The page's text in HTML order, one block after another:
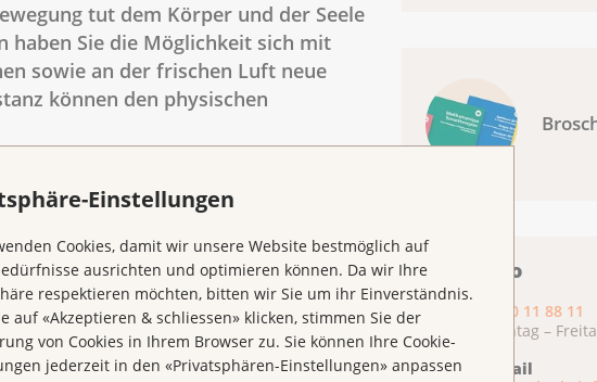
Einstellungen
Cookies, damit wir unsere Website bestmöglich auf
ausrichten und optimieren können. Da wir Ihre
respektieren möchten, bitten wir Sie um ihr Einverständnis.
auf «Akzeptieren & schliessen» klicken, stimmen Sie der
von Cookies in Ihrem Browser zu. Sie können Ihre Cookie-
jederzeit in den «Privatsphären-Einstellungen» anpassen
tut dem Körper und der Seele
haben Sie die Möglichkeit sich mit
sowie an der frischen Luft neue
können den physischen
KrebsInfo
0800 11 88 11
Montag –
E-Mail